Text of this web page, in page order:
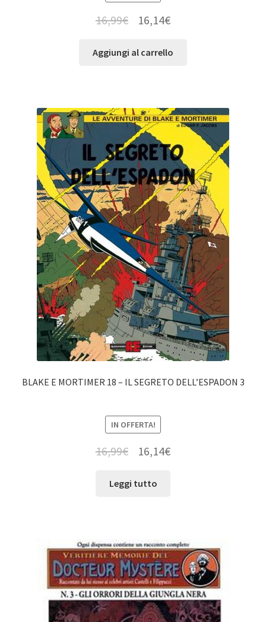
16,99€ 16,14€
Aggiungi al carrello
BLAKE E MORTIMER 18 – IL SEGRETO DELL’ESPADON 3
IN OFFERTA!
16,99€ 16,14€
Leggi tutto